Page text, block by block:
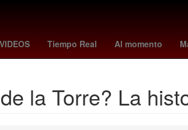
VIDEOS Tiempo Real Al momento
transgénico Aguascalientes Amistosos
la Torre? La